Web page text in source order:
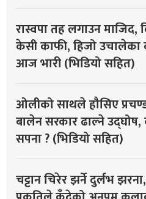
रास्वपा तह लगाउन माजिद,
केसी काफी, हिजो उचालेका
आज भारी (भिडियो सहित)
ओलीको साथले हौसिए
बालेन सरकार ढाल्ने उद्घोष,
सपना ? (भिडियो सहित)
चट्टान चिरेर झर्ने दुर्लभ